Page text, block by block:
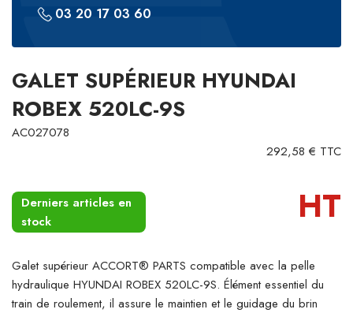
03 20 17 03 60
GALET SUPÉRIEUR HYUNDAI
ROBEX 520LC-9S
AC027078
292,58 € TTC
Derniers articles en
stock
HT
Galet supérieur ACCORT® PARTS compatible avec la pelle
hydraulique HYUNDAI ROBEX 520LC-9S. Élément essentiel du
train de roulement, il assure le maintien et le guidage du brin